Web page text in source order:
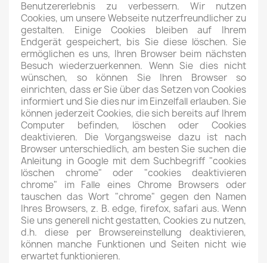
Benutzererlebnis zu verbessern. Wir nutzen
Cookies, um unsere Webseite nutzerfreundlicher zu
gestalten. Einige Cookies bleiben auf Ihrem
Endgerät gespeichert, bis Sie diese löschen. Sie
ermöglichen es uns, Ihren Browser beim nächsten
Besuch wiederzuerkennen. Wenn Sie dies nicht
wünschen, so können Sie Ihren Browser so
einrichten, dass er Sie über das Setzen von Cookies
informiert und Sie dies nur im Einzelfall erlauben. Sie
können jederzeit Cookies, die sich bereits auf Ihrem
Computer befinden, löschen oder Cookies
deaktivieren. Die Vorgangsweise dazu ist nach
Browser unterschiedlich, am besten Sie suchen die
Anleitung in Google mit dem Suchbegriff "cookies
löschen chrome" oder "cookies deaktivieren
chrome" im Falle eines Chrome Browsers oder
tauschen das Wort "chrome" gegen den Namen
Ihres Browsers, z. B. edge, firefox, safari aus. Wenn
Sie uns generell nicht gestatten, Cookies zu nutzen,
d.h. diese per Browsereinstellung deaktivieren,
können manche Funktionen und Seiten nicht wie
erwartet funktionieren.